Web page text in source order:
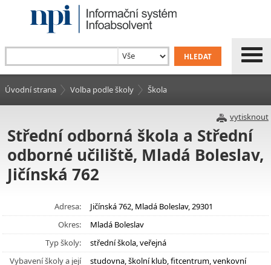
Úvodní strana Volba podle školy Škola
vytisknout
Střední odborná škola a Střední
odborné učiliště, Mladá Boleslav,
Jičínská 762
Adresa:
Jičínská 762, Mladá Boleslav, 29301
Okres:
Mladá Boleslav
Typ školy:
střední škola, veřejná
Vybavení školy a její
studovna, školní klub, fitcentrum, venkovní